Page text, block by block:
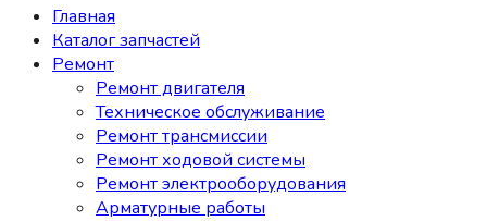
Главная
Каталог запчастей
Ремонт
Ремонт двигателя
Техническое обслуживание
Ремонт трансмиссии
Ремонт ходовой системы
Ремонт электрооборудования
Арматурные работы